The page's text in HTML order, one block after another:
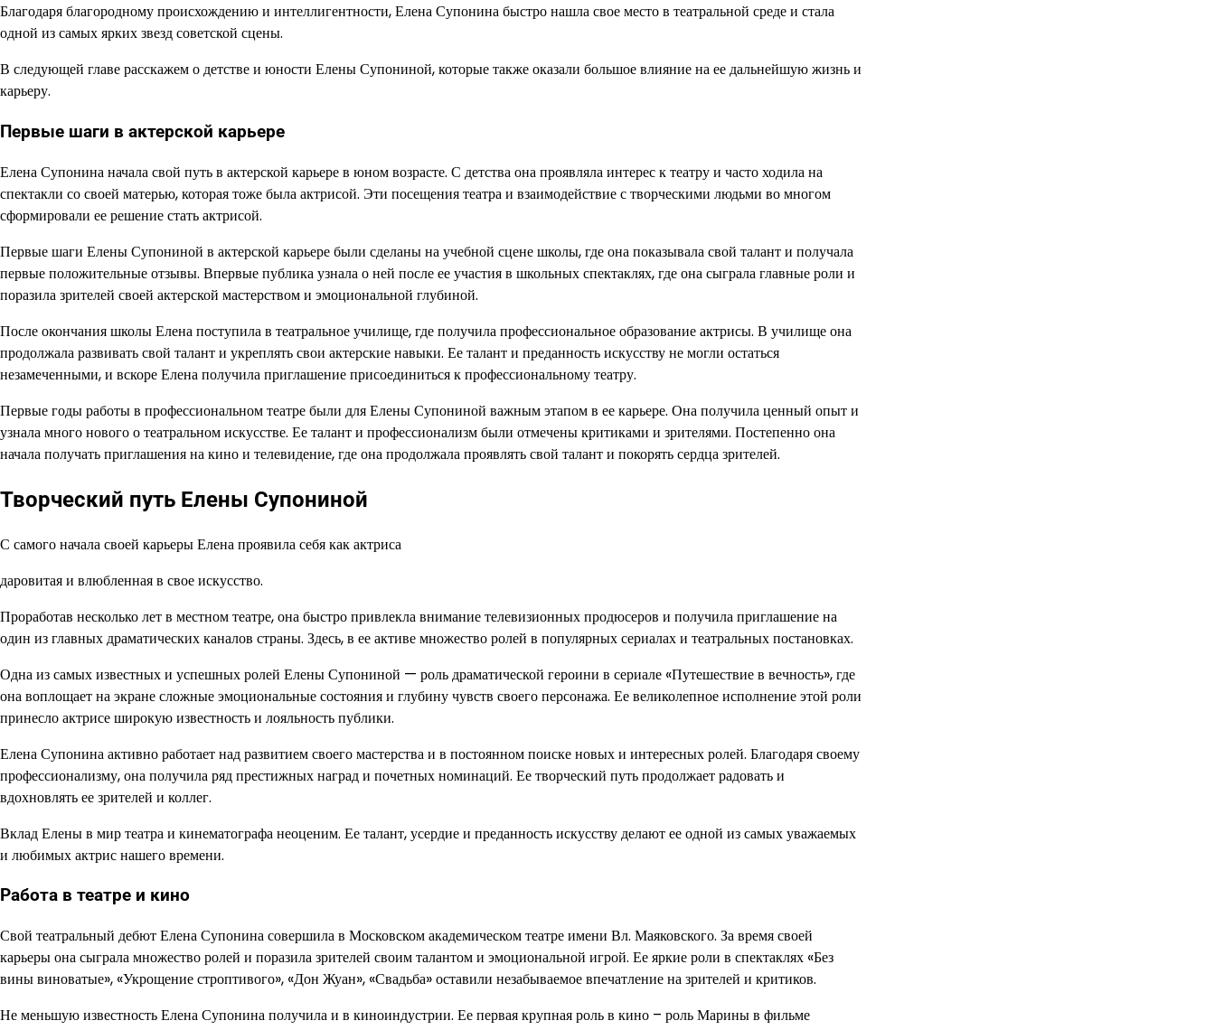
Благодаря благородному происхождению и интеллигентности, Елена Супонина быстро нашла свое место в театральной среде и стала
одной из самых ярких звезд советской сцены.
В следующей главе расскажем о детстве и юности Елены Супониной, которые также оказали большое влияние на ее дальнейшую жизнь и
карьеру.
Первые шаги в актерской карьере
Елена Супонина начала свой путь в актерской карьере в юном возрасте. С детства она проявляла интерес к театру и часто ходила на
спектакли со своей матерью, которая тоже была актрисой. Эти посещения театра и взаимодействие с творческими людьми во многом
сформировали ее решение стать актрисой.
Первые шаги Елены Супониной в актерской карьере были сделаны на учебной сцене школы, где она показывала свой талант и получала
первые положительные отзывы. Впервые публика узнала о ней после ее участия в школьных спектаклях, где она сыграла главные роли и
поразила зрителей своей актерской мастерством и эмоциональной глубиной.
После окончания школы Елена поступила в театральное училище, где получила профессиональное образование актрисы. В училище она
продолжала развивать свой талант и укреплять свои актерские навыки. Ее талант и преданность искусству не могли остаться
незамеченными, и вскоре Елена получила приглашение присоединиться к профессиональному театру.
Первые годы работы в профессиональном театре были для Елены Супониной важным этапом в ее карьере. Она получила ценный опыт и
узнала много нового о театральном искусстве. Ее талант и профессионализм были отмечены критиками и зрителями. Постепенно она
начала получать приглашения на кино и телевидение, где она продолжала проявлять свой талант и покорять сердца зрителей.
Творческий путь Елены Супониной
С самого начала своей карьеры Елена проявила себя как актриса
даровитая и влюбленная в свое искусство.
Проработав несколько лет в местном театре, она быстро привлекла внимание телевизионных продюсеров и получила приглашение на
один из главных драматических каналов страны. Здесь, в ее активе множество ролей в популярных сериалах и театральных постановках.
Одна из самых известных и успешных ролей Елены Супониной — роль драматической героини в сериале «Путешествие в вечность», где
она воплощает на экране сложные эмоциональные состояния и глубину чувств своего персонажа. Ее великолепное исполнение этой роли
принесло актрисе широкую известность и лояльность публики.
Елена Супонина активно работает над развитием своего мастерства и в постоянном поиске новых и интересных ролей. Благодаря своему
профессионализму, она получила ряд престижных наград и почетных номинаций. Ее творческий путь продолжает радовать и
вдохновлять ее зрителей и коллег.
Вклад Елены в мир театра и кинематографа неоценим. Ее талант, усердие и преданность искусству делают ее одной из самых уважаемых
и любимых актрис нашего времени.
Работа в театре и кино
Свой театральный дебют Елена Супонина совершила в Московском академическом театре имени Вл. Маяковского. За время своей
карьеры она сыграла множество ролей и поразила зрителей своим талантом и эмоциональной игрой. Ее яркие роли в спектаклях «Без
вины виноватые», «Укрощение строптивого», «Дон Жуан», «Свадьба» оставили незабываемое впечатление на зрителей и критиков.
Не меньшую известность Елена Супонина получила и в киноиндустрии. Ее первая крупная роль в кино – роль Марины в фильме